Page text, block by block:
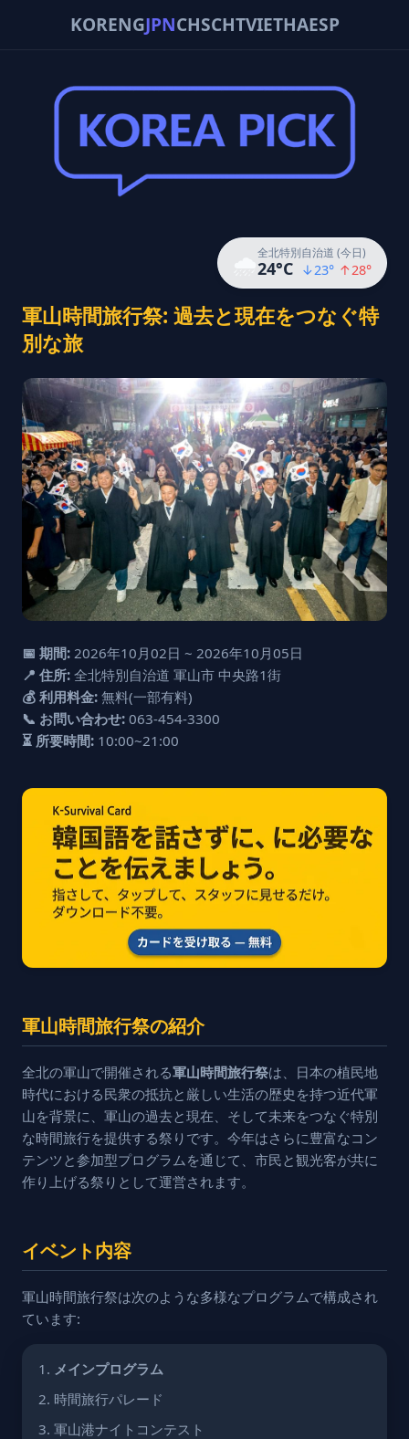
KORENGJPNCHSCHTVIETHAESP
全北特別自治道 (今日)
24°C ↓23° ↑28°
軍山時間旅行祭: 過去と現在をつなぐ特
別な旅
📅 期間: 2026年10月02日 ~ 2026年10月05日
📍 住所: 全北特別自治道 軍山市 中央路1街
💰 利用料金: 無料(一部有料)
📞 お問い合わせ: 063-454-3300
⏳ 所要時間: 10:00~21:00
軍山時間旅行祭の紹介
全北の軍山で開催される軍山時間旅行祭は、日本の植民地
時代における民衆の抵抗と厳しい生活の歴史を持つ近代軍
山を背景に、軍山の過去と現在、そして未来をつなぐ特別
な時間旅行を提供する祭りです。今年はさらに豊富なコン
テンツと参加型プログラムを通じて、市民と観光客が共に
作り上げる祭りとして運営されます。
イベント内容
軍山時間旅行祭は次のような多様なプログラムで構成され
ています:
メインプログラム
時間旅行パレード
軍山港ナイトコンテスト